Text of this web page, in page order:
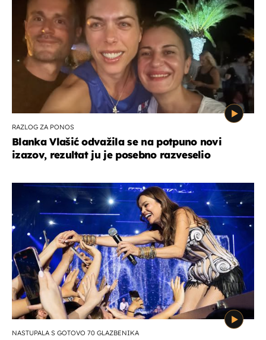
RAZLOG ZA PONOS
Blanka Vlašić odvažila se na potpuno novi
izazov, rezultat ju je posebno razveselio
NASTUPALA S GOTOVO 70 GLAZBENIKA